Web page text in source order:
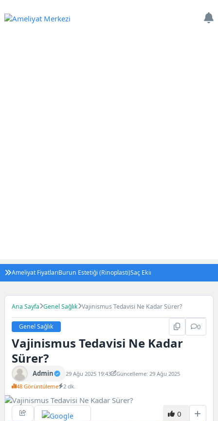
Ameliyat FiyatlarıBurun Estetiği (Rinoplasti)Saç Ekimi
Ana Sayfa Genel Sağlık Vajinismus Tedavisi Ne Kadar Sürer?
Genel Sağlık 0
Vajinismus Tedavisi Ne Kadar
Sürer?
Admin 29 Ağu 2025 19:43
Güncelleme: 29 Ağu 2025
48 Görüntüleme
2 dk.
0